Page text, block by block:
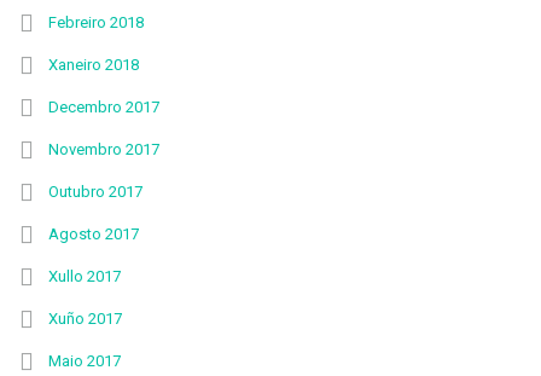
Febreiro 2018
Xaneiro 2018
Decembro 2017
Novembro 2017
Outubro 2017
Agosto 2017
Xullo 2017
Xuño 2017
Maio 2017